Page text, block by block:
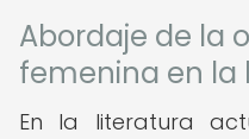
Abordaje de la
femenina en
En la literatura